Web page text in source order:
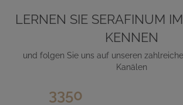
LERNEN SIE SERAFINUM
KENNEN
und folgen Sie uns auf unseren
Kanälen
3350